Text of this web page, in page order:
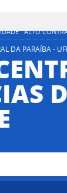
ALTO
DA PARAÍBA -